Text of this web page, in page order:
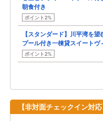
朝食付き
ポイント2%
【スタンダード】川平湾を望
プール付き一棟貸スイートヴ
ポイント2%
【非対面チェックイン対